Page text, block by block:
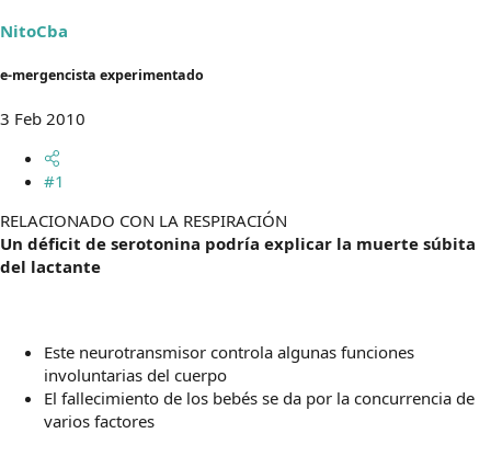
r
l
e
a
i
NitoCba
e-mergencista experimentado
3 Feb 2010
#1
RELACIONADO CON LA RESPIRACIÓN
Un déficit de serotonina podría explicar la muerte súbita
del lactante
Este neurotransmisor controla algunas funciones
involuntarias del cuerpo
El fallecimiento de los bebés se da por la concurrencia de
varios factores